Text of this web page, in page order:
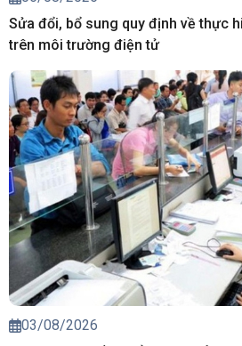
Sửa đổi, bổ sung quy định về thực
trên môi trường điện tử
03/08/2026